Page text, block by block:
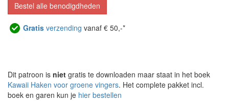
Bestel alle benodigdheden
Gratis verzending vanaf € 50,-*
Dit patroon is niet gratis te downloaden maar staat in het boek
Kawaii Haken voor groene vingers. Het complete pakket incl.
boek en garen kun je hier bestellen